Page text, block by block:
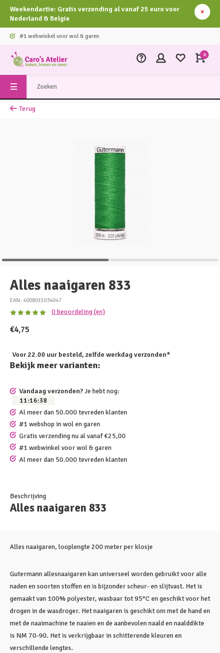
Weekendactie: Gratis verzending al vanaf 25 euro voor
Nederland & Belgie
#1 webwinkel voor wol & garen
0
Terug
Alles naaigaren 833
EAN: 4008015034047
0 beoordeling (en)
€4,75
Voor 22.00 uur besteld, zelfde werkdag verzonden*
Bekijk meer varianten:
Vandaag verzonden?Je hebt nog:
11:16:38
Al meer dan 50.000 tevreden klanten
#1 webshop in wol en garen
Gratis verzending nu al vanaf €25,00
#1 webwinkel voor wol & garen
Al meer dan 50.000 tevreden klanten
Beschrijving
Alles naaigaren 833
Alles naaigaren, looplengte 200 meter per klosje
Gutermann allesnaaigaren kan universeel worden gebruikt voor alle
naden en soorten stoffen en is bijzonder scheur- en slijtvast. Het is
gemaakt van 100% polyester, wasbaar tot 95°C en geschikt voor het
drogen in de wasdroger. Het naaigaren is geschikt om met de hand en
met de naaimachine te naaien en de aanbevolen naald en naalddikte
is NM 70-90. Het is verkrijgbaar in schitterende kleuren en
verschillende lengtes.